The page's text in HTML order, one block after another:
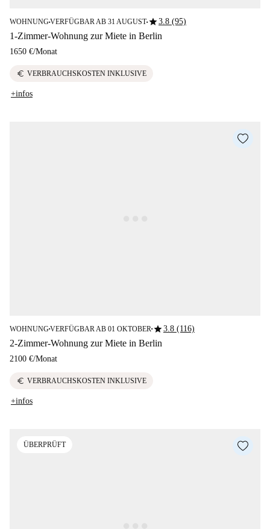
WOHNUNG■VERFÜGBAR AB 31 AUGUST■star3.8 (95)
1-Zimmer-Wohnung zur Miete in Berlin
1650 €/Monat
euro VERBRAUCHSKOSTEN INKLUSIVE
+infos
WOHNUNG■VERFÜGBAR AB 01 OKTOBER■star3.8 (116)
2-Zimmer-Wohnung zur Miete in Berlin
2100 €/Monat
euro VERBRAUCHSKOSTEN INKLUSIVE
+infos
ÜBERPRÜFT